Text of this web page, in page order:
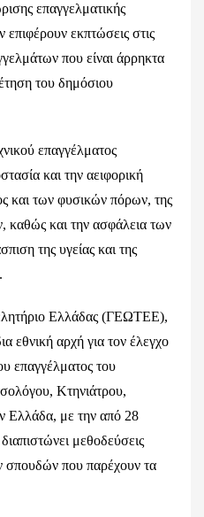
επαγγελματικής
εκπτώσεις στις
που είναι άρρηκτα
του δημόσιου
επαγγέλματος
και την αειφορική
και των φυσικών πόρων, της
καθώς και την ασφάλεια των
της υγείας και της
Ελλάδας (ΓΕΩΤΕΕ),
εθνική αρχή για τον έλεγχο
επαγγέλματος του
Κτηνιάτρου,
Ελλάδα, με την από 28
μεθοδεύσεις
σπουδών που παρέχουν τα